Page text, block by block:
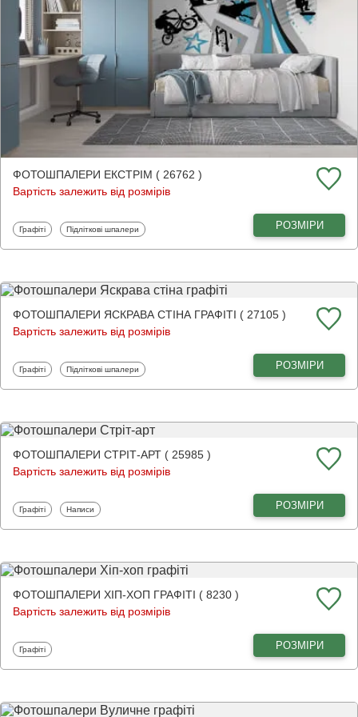
ФОТОШПАЛЕРИ ЕКСТРІМ ( 26762 )
Вартість залежить від розмірів
Фотошпалери
Графіті Фотошпалери
Підліткові шпалери РОЗМІРИ
ФОТОШПАЛЕРИ ЯСКРАВА СТІНА ГРАФІТІ ( 27105 )
Вартість залежить від розмірів
Фотошпалери
Графіті Фотошпалери
Підліткові шпалери РОЗМІРИ
ФОТОШПАЛЕРИ СТРІТ-АРТ ( 25985 )
Вартість залежить від розмірів
Фотошпалери
Графіті Фотошпалери
Написи РОЗМІРИ
ФОТОШПАЛЕРИ ХІП-ХОП ГРАФІТІ ( 8230 )
Вартість залежить від розмірів
Фотошпалери
Графіті РОЗМІРИ